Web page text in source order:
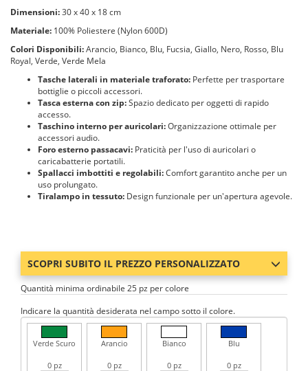
Dimensioni:30 x 40 x 18 cm
Materiale: 100% Poliestere (Nylon 600D)
Colori Disponibili:Arancio, Bianco, Blu, Fucsia, Giallo, Nero, Rosso, Blu
Royal, Verde, Verde Mela
Tasche laterali in materiale traforato: Perfette per trasportare
bottiglie o piccoli accessori.
Tasca esterna con zip:Spazio dedicato per oggetti di rapido
accesso.
Taschino interno per auricolari:Organizzazione ottimale per
accessori audio.
Foro esterno passacavi: Praticità per l'uso di auricolari o
caricabatterie portatili.
Spallacci imbottiti e regolabili:Comfort garantito anche per un
uso prolungato.
Tiralampo in tessuto: Design funzionale per un'apertura agevole.
SCOPRI SUBITO IL PREZZO PERSONALIZZATO
Quantità minima ordinabile 25 pz per colore
Indicare la quantità desiderata nel campo sotto il colore.
Verde Scuro
0 pz
Arancio
0 pz
Bianco
0 pz
Blu
0 pz